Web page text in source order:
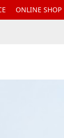
ONLINE SHOP